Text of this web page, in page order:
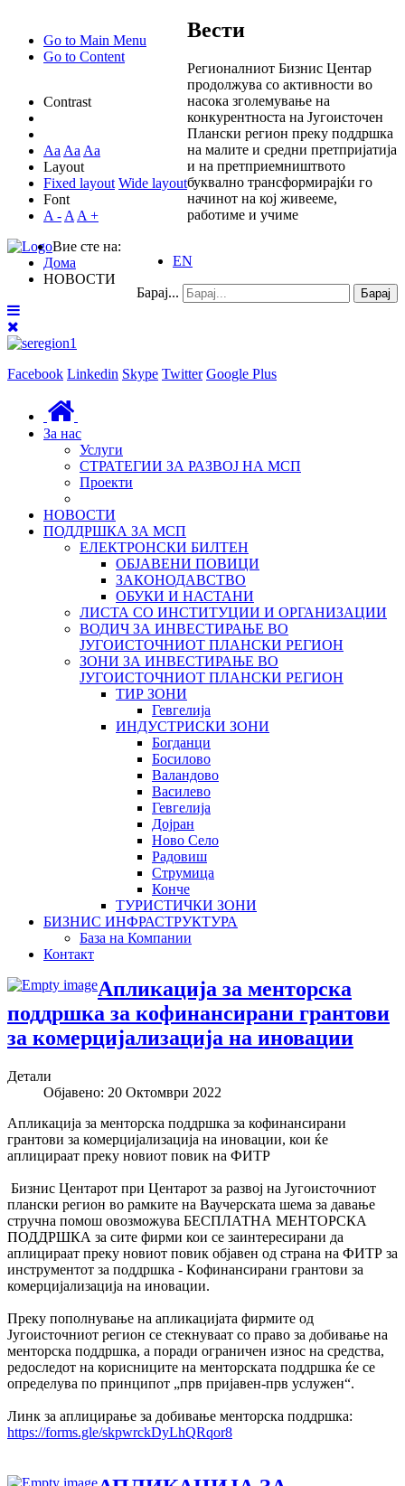
Go to Main Menu
Go to Content
Contrast
Aa Aa Aa
Layout
Fixed layout Wide layout
Font
A - A A +
EN
Барај... Барај
Facebook Linkedin Skype Twitter Google Plus
За нас
Услуги
СТРАТЕГИИ ЗА РАЗВОЈ НА МСП
Проекти
НОВОСТИ
ПОДДРШКА ЗА МСП
ЕЛЕКТРОНСКИ БИЛТЕН
ОБЈАВЕНИ ПОВИЦИ
ЗАКОНОДАВСТВО
ОБУКИ И НАСТАНИ
ЛИСТА СО ИНСТИТУЦИИ И ОРГАНИЗАЦИИ
ВОДИЧ ЗА ИНВЕСТИРАЊЕ ВО
ЈУГОИСТОЧНИОТ ПЛАНСКИ РЕГИОН
ЗОНИ ЗА ИНВЕСТИРАЊЕ ВО
ЈУГОИСТОЧНИОТ ПЛАНСКИ РЕГИОН
ТИР ЗОНИ
Гевгелија
ИНДУСТРИСКИ ЗОНИ
Богданци
Босилово
Валандово
Василево
Гевгелија
Дојран
Ново Село
Радовиш
Струмица
Конче
ТУРИСТИЧКИ ЗОНИ
БИЗНИС ИНФРАСТРУКТУРА
База на Компании
Контакт
Вести
Регионалниот Бизнис Центар
продолжува со активности во
насока зголемување на
конкурентноста на Југоисточен
Плански регион преку поддршка
на малите и средни претпријатија
и на претприемништвото
буквално трансформирајќи го
начинот на кој живееме,
работиме и учиме
Вие сте на:
Дома
НОВОСТИ
Апликација за менторска
поддршка за кофинансирани грантови
за комерцијализација на иновации
Детали
Објавено: 20 Октомври 2022
Апликација за менторска поддршка за кофинансирани
грантови за комерцијализација на иновации, кои ќе
аплицираат преку новиот повик на ФИТР
Бизнис Центарот при Центарот за развој на Југоисточниот
плански регион во рамките на Ваучерската шема за давање
стручна помош овозможува БЕСПЛАТНА МЕНТОРСКА
ПОДДРШКА за сите фирми кои се заинтересирани да
аплицираат преку новиот повик објавен од страна на ФИТР за
инструментот за поддршка - Кoфинансирани грантови за
комерцијализација на иновации.
Преку пополнување на апликацијата фирмите од
Југоисточниот регион се стекнуваат со право за добивање на
менторска поддршка, а поради ограничен износ на средства,
редоследот на корисниците на менторската поддршка ќе се
определува по принципот „прв пријавен-прв услужен“.
Линк за аплицирање за добивање менторска поддршка:
https://forms.gle/skpwrckDyLhQRqor8